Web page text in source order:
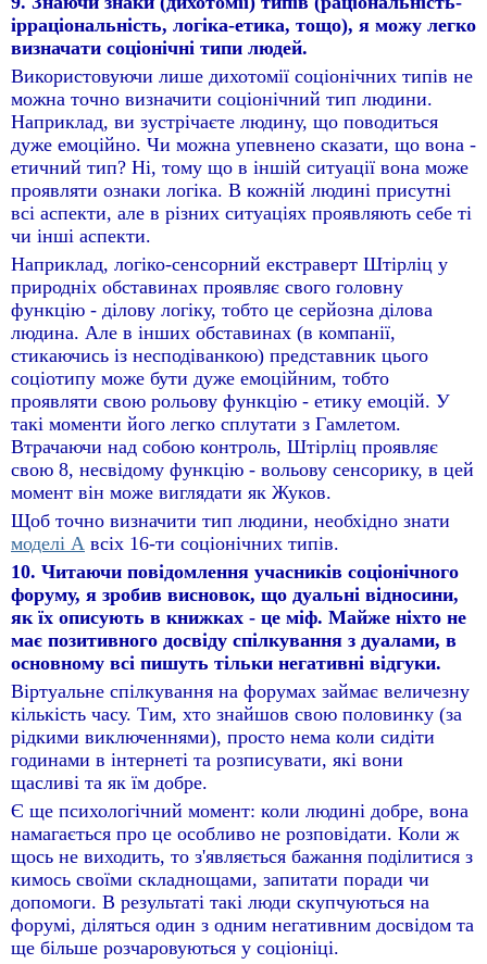
ірраціональність, логіка-етика, тощо), я можу легко
визначати соціонічні типи людей.
Використовуючи лише дихотомії соціонічних типів не
можна точно визначити соціонічний тип людини.
Наприклад, ви зустрічаєте людину, що поводиться
дуже емоційно. Чи можна упевнено сказати, що вона -
етичний тип? Ні, тому що в іншій ситуації вона може
проявляти ознаки логіка. В кожній людині присутні
всі аспекти, але в різних ситуаціях проявляють себе ті
чи інші аспекти.
Наприклад, логіко-сенсорний екстраверт Штірліц у
природніх обставинах проявляє свого головну
функцію - ділову логіку, тобто це серйозна ділова
людина. Але в інших обставинах (в компанії,
стикаючись із несподіванкою) представник цього
соціотипу може бути дуже емоційним, тобто
проявляти свою рольову функцію - етику емоцій. У
такі моменти його легко сплутати з Гамлетом.
Втрачаючи над собою контроль, Штірліц проявляє
свою 8, несвідому функцію - вольову сенсорику, в цей
момент він може виглядати як Жуков.
Щоб точно визначити тип людини, необхідно знати
моделі А всіх 16-ти соціонічних типів.
10. Читаючи повідомлення учасників соціонічного
форуму, я зробив висновок, що дуальні відносини,
як їх описують в книжках - це міф. Майже ніхто не
має позитивного досвіду спілкування з дуалами, в
основному всі пишуть тільки негативні відгуки.
Віртуальне спілкування на форумах займає величезну
кількість часу. Тим, хто знайшов свою половинку (за
рідкими виключеннями), просто нема коли сидіти
годинами в інтернеті та розписувати, які вони
щасливі та як їм добре.
Є ще психологічний момент: коли людині добре, вона
намагається про це особливо не розповідати. Коли ж
щось не виходить, то з'являється бажання поділитися з
кимось своїми складнощами, запитати поради чи
допомоги. В результаті такі люди скупчуються на
форумі, діляться один з одним негативним досвідом та
ще більше розчаровуються у соціоніці.